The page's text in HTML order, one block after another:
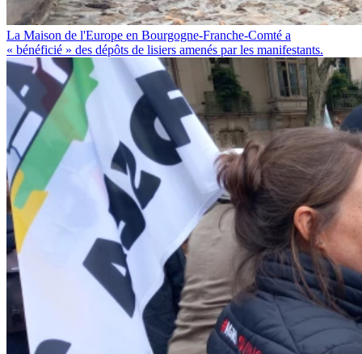
La Maison de l'Europe en Bourgogne-Franche-Comté a
« bénéficié » des dépôts de lisiers amenés par les manifestants.